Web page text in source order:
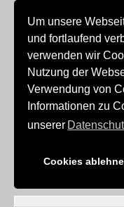
Um unsere
und fortlaufend
verwenden wir
Nutzung der
Verwendung von
Informationen zu
unserer
Cookies